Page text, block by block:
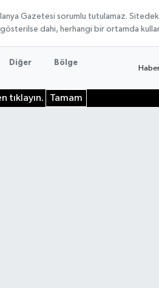
Gazetesi sorumlu tutulamaz.
dahi, herhangi bir ortamda
Diğer Bölge
Haber
tıklayın. Tamam